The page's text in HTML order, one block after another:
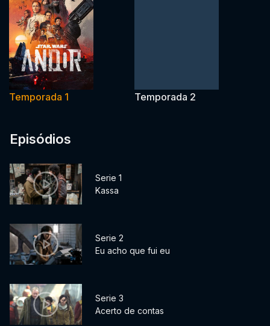
Temporada 1 Temporada 2
Episódios
Serie 1
Kassa
Serie 2
Eu acho que fui eu
Serie 3
Acerto de contas